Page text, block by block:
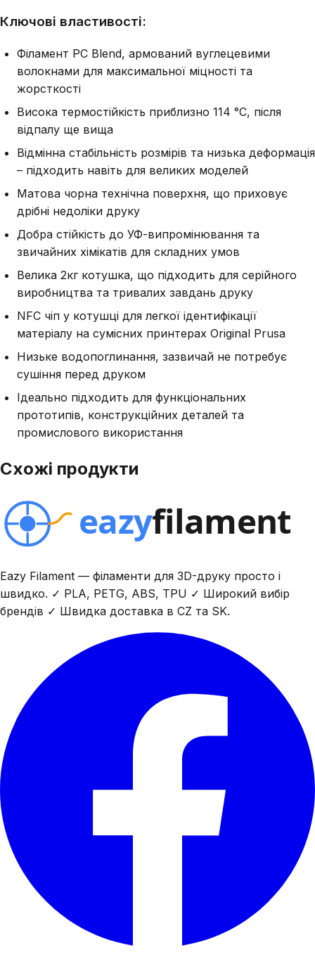
Ключові властивості:
Філамент PC Blend, армований вуглецевими
волокнами для максимальної міцності та
жорсткості
Висока термостійкість приблизно 114 °C, після
відпалу ще вища
Відмінна стабільність розмірів та низька деформація
– підходить навіть для великих моделей
Матова чорна технічна поверхня, що приховує
дрібні недоліки друку
Добра стійкість до УФ-випромінювання та
звичайних хімікатів для складних умов
Велика 2кг котушка, що підходить для серійного
виробництва та тривалих завдань друку
NFC чіп у котушці для легкої ідентифікації
матеріалу на сумісних принтерах Original Prusa
Низьке водопоглинання, зазвичай не потребує
сушіння перед друком
Ідеально підходить для функціональних
прототипів, конструкційних деталей та
промислового використання
Схожі продукти
Eazy Filament — філаменти для 3D-друку просто і
швидко. ✓ PLA, PETG, ABS, TPU ✓ Широкий вибір
брендів ✓ Швидка доставка в CZ та SK.